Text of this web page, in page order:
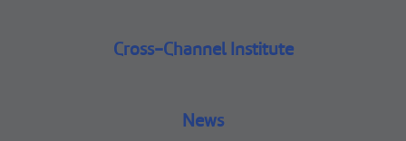
Cross-Channel Institute
News